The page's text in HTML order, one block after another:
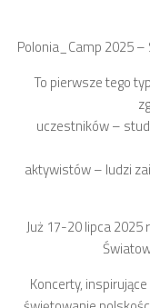
Polonia_Camp 2025
To pierwsze tego
uczestników –
aktywistów – ludzi
Już 17-20 lipca
Koncerty,